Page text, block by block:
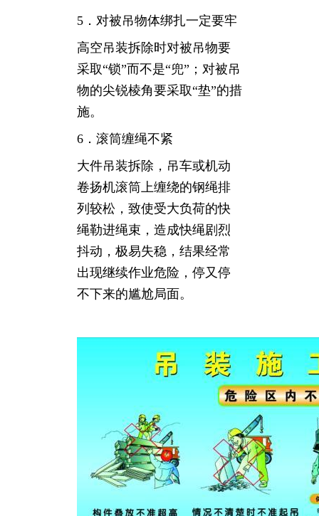
5．对被吊物体绑扎一定要牢
高空吊装拆除时对被吊物要
采取“锁”而不是“兜”；对被吊
物的尖锐棱角要采取“垫”的措
施。
6．滚筒缠绳不紧
大件吊装拆除，吊车或机动
卷扬机滚筒上缠绕的钢绳排
列较松，致使受大负荷的快
绳勒进绳束，造成快绳剧烈
抖动，极易失稳，结果经常
出现继续作业危险，停又停
不下来的尴尬局面。